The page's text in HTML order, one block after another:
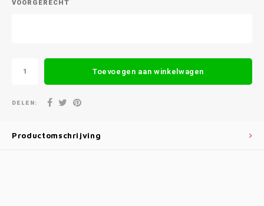
VOORGERECHT
Toevoegen aan winkelwagen
DELEN:
Productomschrijving